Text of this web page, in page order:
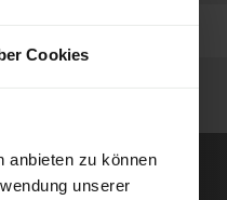
Cookies
anbieten zu können
unserer